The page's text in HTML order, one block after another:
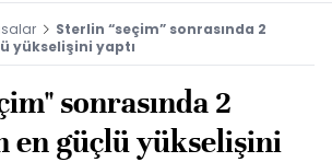
Sterlin “seçim” sonrasında 2
yükselişini yaptı
sonrasında 2
en güçlü yükselişini